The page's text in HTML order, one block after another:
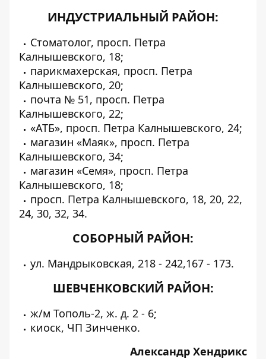
ИНДУСТРИАЛЬНЫЙ РАЙОН:
Стоматолог, просп. Петра
Калнышевского, 18;
парикмахерская, просп. Петра
Калнышевского, 20;
почта № 51, просп. Петра
Калнышевского, 22;
«АТБ», просп. Петра Калнышевского, 24;
магазин «Маяк», просп. Петра
Калнышевского, 34;
магазин «Семя», просп. Петра
Калнышевского, 18;
просп. Петра Калнышевского, 18, 20, 22,
24, 30, 32, 34.
СОБОРНЫЙ РАЙОН:
ул. Мандрыковская, 218 - 242,167 - 173.
ШЕВЧЕНКОВСКИЙ РАЙОН:
ж/м Тополь-2, ж. д. 2 - 6;
киоск, ЧП Зинченко.
Александр Хендрикс